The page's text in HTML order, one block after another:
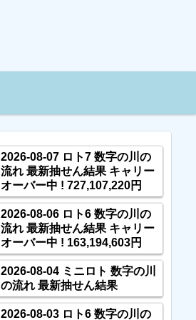
2026-08-07 ロト7 数字の川の
流れ 最新抽せん結果 キャリー
オーバー中 ! 727,107,220円
2026-08-06 ロト6 数字の川の
流れ 最新抽せん結果 キャリー
オーバー中 ! 163,194,603円
2026-08-04 ミニロト 数字の川
の流れ 最新抽せん結果
2026-08-03 ロト6 数字の川の